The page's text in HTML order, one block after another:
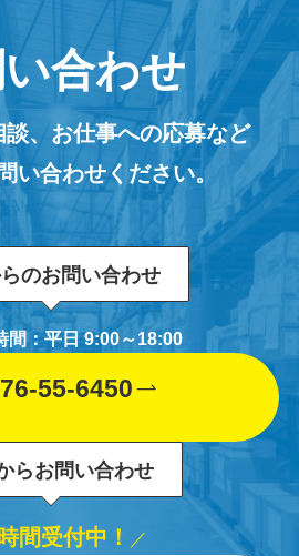
合わせ
談、お仕事への応募など
い合わせください。
のお問い合わせ
間：平日 9:00～18:00
55-6450
らお問い合わせ
間受付中！ ／